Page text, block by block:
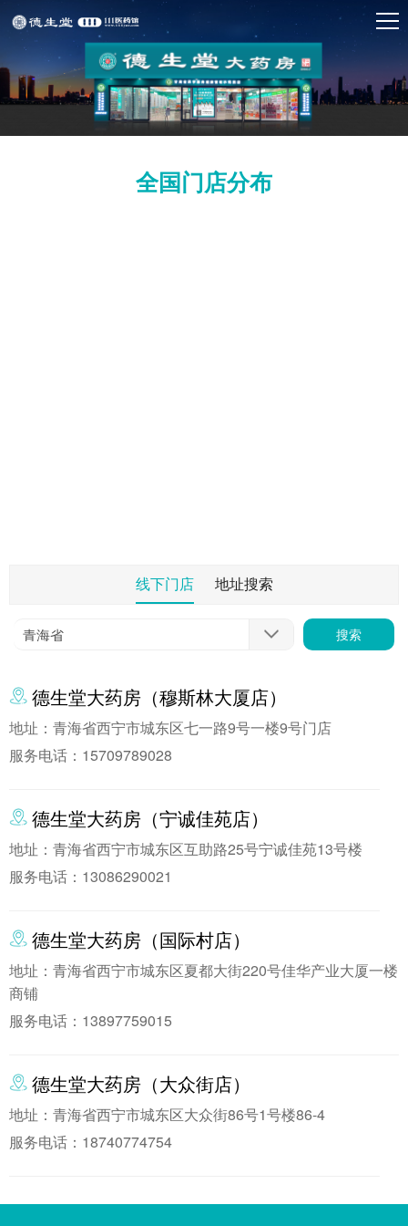
全国门店分布
线下门店 地址搜索
搜索
德生堂大药房（穆斯林大厦店）
地址：青海省西宁市城东区七一路9号一楼9号门店
服务电话：15709789028
德生堂大药房（宁诚佳苑店）
地址：青海省西宁市城东区互助路25号宁诚佳苑13号楼
服务电话：13086290021
德生堂大药房（国际村店）
地址：青海省西宁市城东区夏都大街220号佳华产业大厦一楼
商铺
服务电话：13897759015
德生堂大药房（大众街店）
地址：青海省西宁市城东区大众街86号1号楼86-4
服务电话：18740774754